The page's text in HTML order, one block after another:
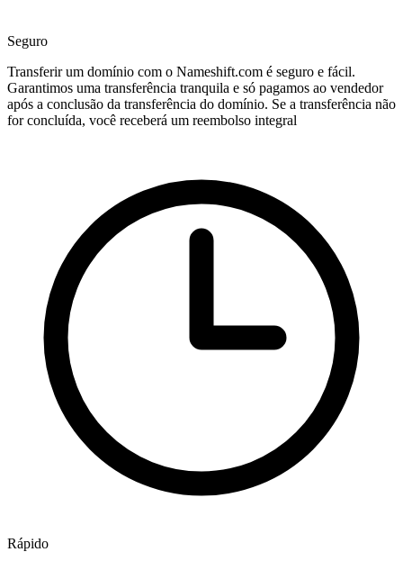
Seguro
Transferir um domínio com o Nameshift.com é seguro e fácil.
Garantimos uma transferência tranquila e só pagamos ao vendedor
após a conclusão da transferência do domínio. Se a transferência não
for concluída, você receberá um reembolso integral
Rápido